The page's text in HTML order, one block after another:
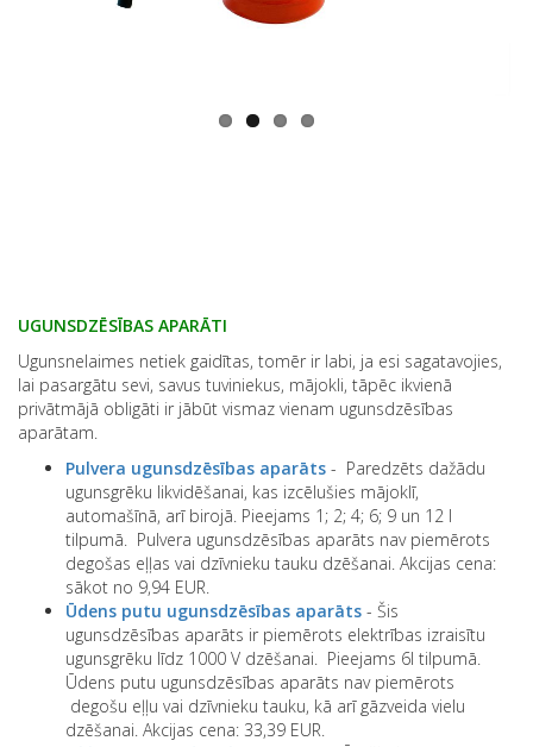
UGUNSDZĒSĪBAS APARĀTI
Ugunsnelaimes netiek gaidītas, tomēr ir labi, ja esi sagatavojies,
lai pasargātu sevi, savus tuviniekus, mājokli, tāpēc ikvienā
privātmājā obligāti ir jābūt vismaz vienam ugunsdzēsības
aparātam.
Pulvera ugunsdzēsības aparāts- Paredzēts dažādu
ugunsgrēku likvidēšanai, kas izcēlušies mājoklī,
automašīnā, arī birojā. Pieejams 1; 2; 4; 6; 9 un 12 l
tilpumā. Pulvera ugunsdzēsības aparāts nav piemērots
degošas eļļas vai dzīvnieku tauku dzēšanai. Akcijas cena:
sākot no 9,94 EUR.
Ūdens putu ugunsdzēsības aparāts- Šis
ugunsdzēsības aparāts ir piemērots elektrības izraisītu
ugunsgrēku līdz 1000 V dzēšanai. Pieejams 6l tilpumā.
Ūdens putu ugunsdzēsības aparāts nav piemērots